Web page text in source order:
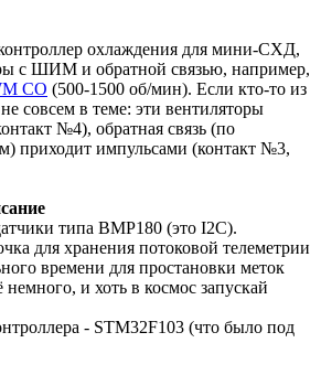
охлаждения для мини-СХД,
с ШИМ и обратной связью, например,
CO (500-1500 об/мин). Если кто-то из
совсем в теме: эти вентиляторы
№4), обратная связь (по
приходит импульсами (контакт №3,
типа BMP180 (это I2C).
для хранения потоковой телеметрии
времени для простановки меток
и хоть в космос запускай
- STM32F103 (что было под